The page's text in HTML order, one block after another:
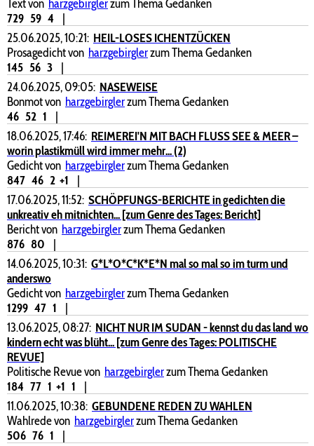
Text von harzgebirglerzum Thema Gedanken
729 59 4
|
25.06.2025, 10:21: HEIL-LOSES ICHENTZÜCKEN
Prosagedicht von harzgebirglerzum Thema Gedanken
145 56 3
|
24.06.2025, 09:05: NASEWEISE
Bonmot von harzgebirglerzum Thema Gedanken
46 52 1
|
18.06.2025, 17:46: REIMEREI'N MIT BACH FLUSS SEE & MEER –
worin plastikmüll wird immer mehr... (2)
Gedicht von harzgebirglerzum Thema Gedanken
847 46 2 +1
|
17.06.2025, 11:52: SCHÖPFUNGS-BERICHTE in gedichten die
unkreativ eh mitnichten... [zum Genre des Tages: Bericht]
Bericht von harzgebirglerzum Thema Gedanken
876 80
|
14.06.2025, 10:31: G*L*O*C*K*E*N mal so mal so im turm und
anderswo
Gedicht von harzgebirglerzum Thema Gedanken
1299 47 1
|
13.06.2025, 08:27: NICHT NUR IM SUDAN - kennst du das land wo
kindern echt was blüht... [zum Genre des Tages: POLITISCHE
REVUE]
Politische Revue von harzgebirglerzum Thema Gedanken
184 77 1 +1 1
|
11.06.2025, 10:38: GEBUNDENE REDEN ZU WAHLEN
Wahlrede von harzgebirglerzum Thema Gedanken
506 76 1
|